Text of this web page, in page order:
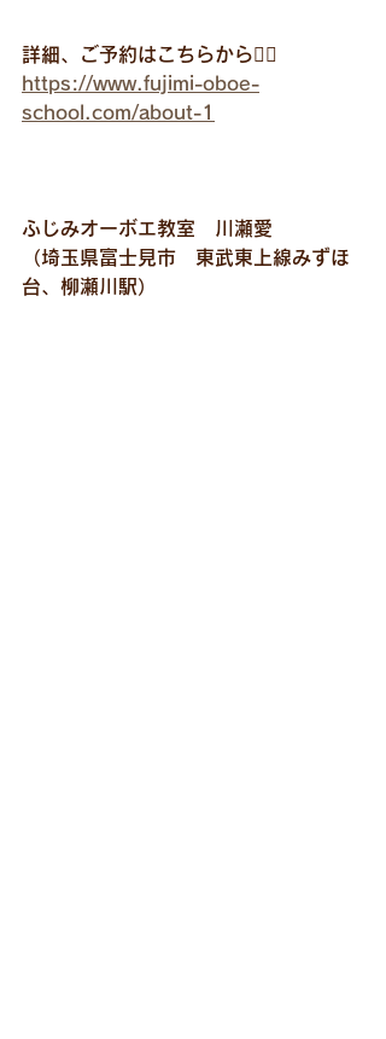
詳細、ご予約はこちらから💁‍♀️
https://www.fujimi-oboe-
school.com/about-1
ふじみオーボエ教室　川瀬愛
（埼玉県富士見市　東武東上線みずほ
台、柳瀬川駅）